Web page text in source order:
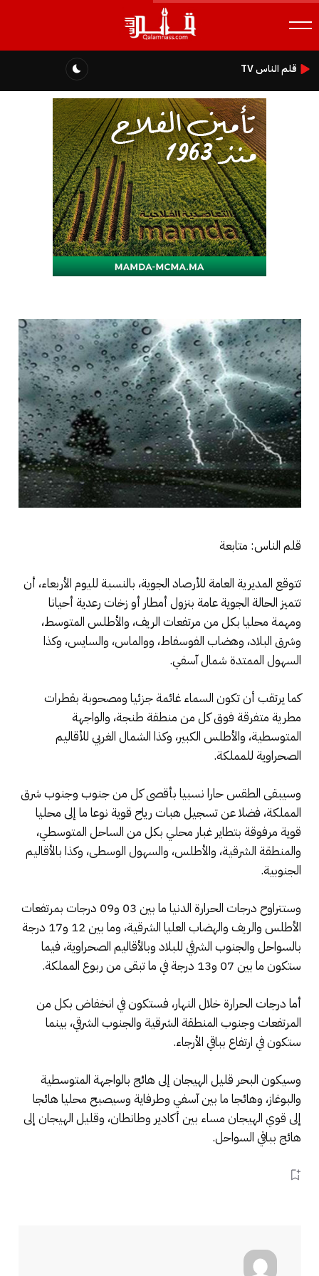
قلم الناس TV
قلم الناس: متابعة
تتوقع المديرية العامة للأرصاد الجوية، بالنسبة لليوم الأربعاء، أن
تتميز الحالة الجوية عامة بنزول أمطار أو زخات رعدية أحيانا
ومهمة محليا بكل من مرتفعات الريف، والأطلس المتوسط،
وشرق البلاد، وهضاب الفوسفاط، ووالماس، والسايس، وكذا
السهول الممتدة شمال آسفي.
كما يرتقب أن تكون السماء غائمة جزئيا ومصحوبة بقطرات
مطرية متفرقة فوق كل من منطقة طنجة، والواجهة
المتوسطية، والأطلس الكبير، وكذا الشمال الغربي للأقاليم
الصحراوية للمملكة.
وسيبقى الطقس حارا نسبيا بأقصى كل من جنوب وجنوب شرق
المملكة، فضلا عن تسجيل هبات رياح قوية نوعا ما إلى محليا
قوية مرفوقة بتطاير غبار محلي بكل من الساحل المتوسطي،
والمنطقة الشرقية، والأطلس، والسهول الوسطى، وكذا بالأقاليم
الجنوبية.
وستتراوح درجات الحرارة الدنيا ما بين 03 و09 درجات بمرتفعات
الأطلس والريف والهضاب العليا الشرقية، وما بين 12 و17 درجة
بالسواحل والجنوب الشرقي للبلاد وبالأقاليم الصحراوية، فيما
ستكون ما بين 07 و13 درجة في ما تبقى من ربوع المملكة.
أما درجات الحرارة خلال النهار، فستكون في انخفاض بكل من
المرتفعات وجنوب المنطقة الشرقية والجنوب الشرقي، بينما
ستكون في ارتفاع بباقي الأرجاء.
وسيكون البحر قليل الهيجان إلى هائج بالواجهة المتوسطية
والبوغاز، وهائجا ما بين آسفي وطرفاية وسيصبح محليا هائجا
إلى قوي الهيجان مساء بين أكادير وطانطان، وقليل الهيجان إلى
هائج بباقي السواحل.